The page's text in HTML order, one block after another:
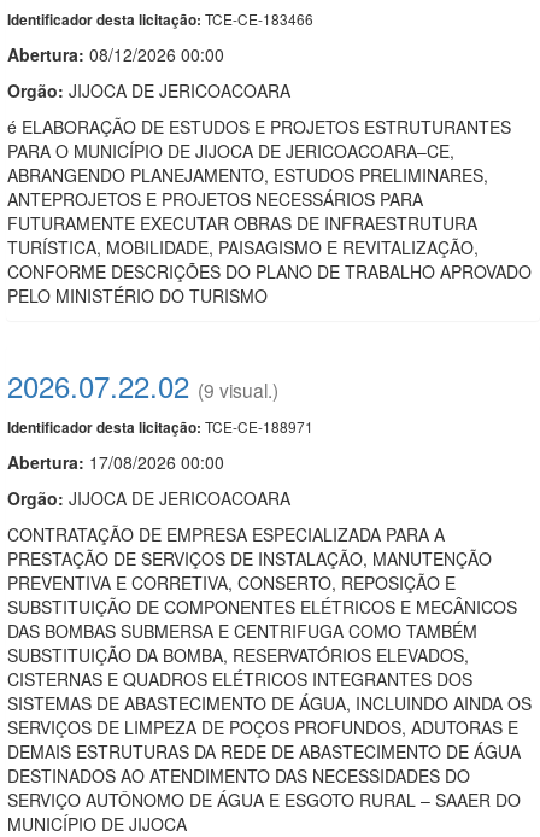
Identificador desta licitação: TCE-CE-183466
Abertura: 08/12/2026 00:00
Orgão: JIJOCA DE JERICOACOARA
é ELABORAÇÃO DE ESTUDOS E PROJETOS ESTRUTURANTES
PARA O MUNICÍPIO DE JIJOCA DE JERICOACOARA–CE,
ABRANGENDO PLANEJAMENTO, ESTUDOS PRELIMINARES,
ANTEPROJETOS E PROJETOS NECESSÁRIOS PARA
FUTURAMENTE EXECUTAR OBRAS DE INFRAESTRUTURA
TURÍSTICA, MOBILIDADE, PAISAGISMO E REVITALIZAÇÃO,
CONFORME DESCRIÇÕES DO PLANO DE TRABALHO APROVADO
PELO MINISTÉRIO DO TURISMO
2026.07.22.02 (9 visual.)
Identificador desta licitação: TCE-CE-188971
Abertura: 17/08/2026 00:00
Orgão: JIJOCA DE JERICOACOARA
CONTRATAÇÃO DE EMPRESA ESPECIALIZADA PARA A
PRESTAÇÃO DE SERVIÇOS DE INSTALAÇÃO, MANUTENÇÃO
PREVENTIVA E CORRETIVA, CONSERTO, REPOSIÇÃO E
SUBSTITUIÇÃO DE COMPONENTES ELÉTRICOS E MECÂNICOS
DAS BOMBAS SUBMERSA E CENTRIFUGA COMO TAMBÉM
SUBSTITUIÇÃO DA BOMBA, RESERVATÓRIOS ELEVADOS,
CISTERNAS E QUADROS ELÉTRICOS INTEGRANTES DOS
SISTEMAS DE ABASTECIMENTO DE ÁGUA, INCLUINDO AINDA OS
SERVIÇOS DE LIMPEZA DE POÇOS PROFUNDOS, ADUTORAS E
DEMAIS ESTRUTURAS DA REDE DE ABASTECIMENTO DE ÁGUA
DESTINADOS AO ATENDIMENTO DAS NECESSIDADES DO
SERVIÇO AUTÔNOMO DE ÁGUA E ESGOTO RURAL – SAAER DO
MUNICÍPIO DE JIJOCA